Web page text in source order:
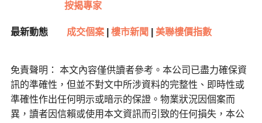
按揭專家
最新動態 成交個案 樓市新聞 美聯樓價指數
免責聲明： 本文內容僅供讀者參考。本公司已盡力確保資
訊的準確性，但並不對文中所涉資料的完整性、即時性或
準確性作出任何明示或暗示的保證。物業狀況因個案而
異，讀者因信賴或使用本文資訊而引致的任何損失，本公